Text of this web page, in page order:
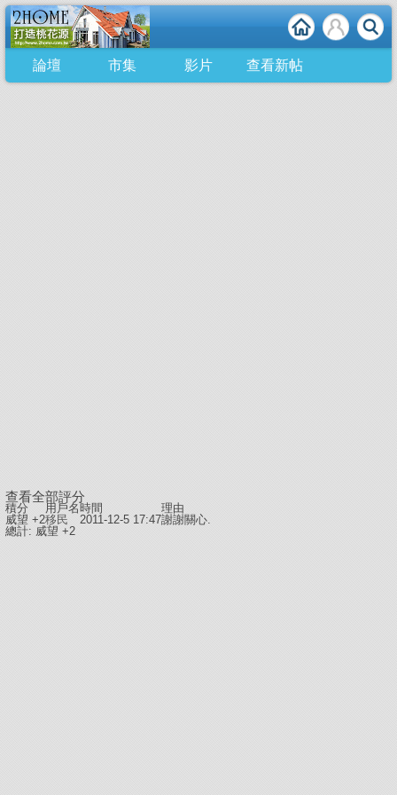
論壇 市集 影片 查看新帖
查看全部評分
積分 用戶名時間
理由
威望 +2移民 2011-12-5 17:47謝謝關心.
總計: 威望 +2